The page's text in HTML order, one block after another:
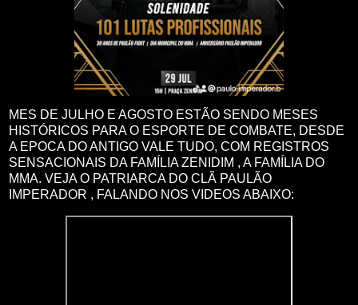
MES DE JULHO E AGOSTO ESTÃO SENDO MESES
HISTÓRICOS PARA O ESPORTE DE COMBATE, DESDE
A EPOCA DO ANTIGO VALE TUDO, COM REGISTROS
SENSACIONAIS DA FAMÍLIA ZENIDIM , A FAMÍLIA DO
MMA. VEJA O PATRIARCA DO CLÃ PAULÃO
IMPERADOR , FALANDO NOS VIDEOS ABAIXO: